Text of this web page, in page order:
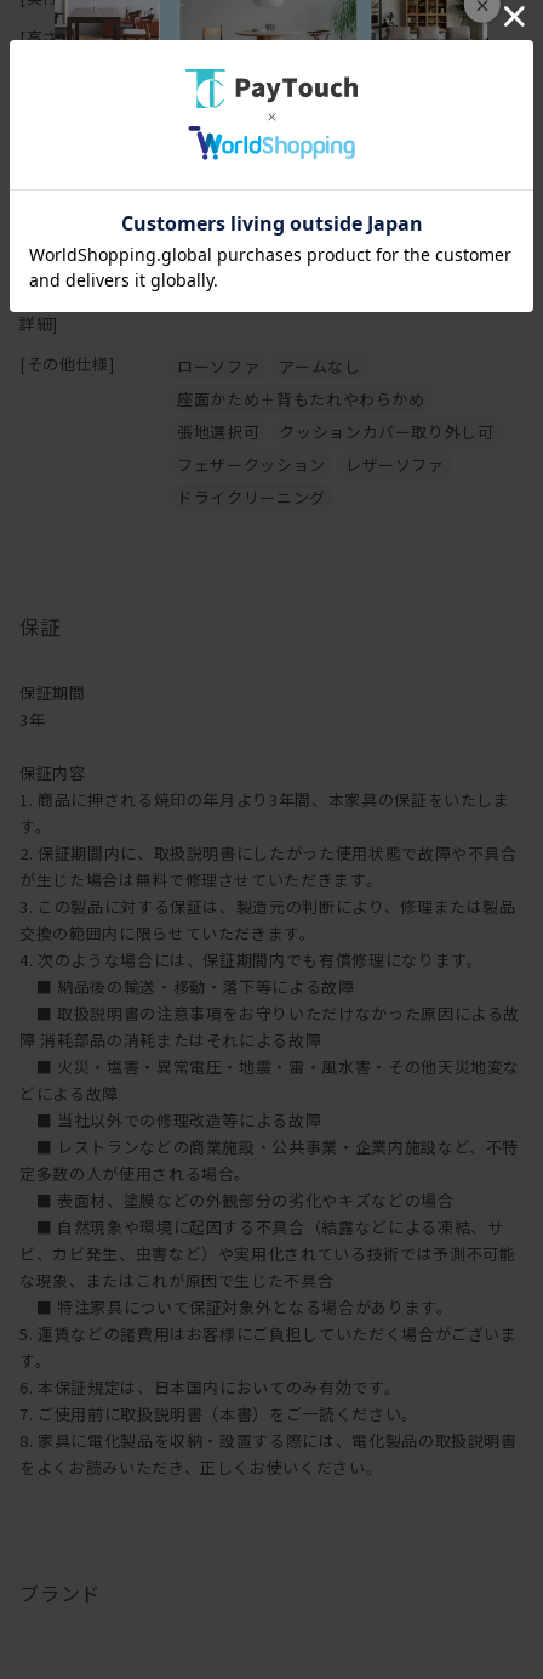
の原因になりますのでご注意下さい。
【オイル仕上げの家具について】
マスターウォールの家具の大半は無垢材の保護としてオイルを塗布
することで、木本来がもつ自然に近い 風合いや質感を生かした仕上
木の表面に塗膜を作らないため、直射日光による日焼けをしやす
く、 傷・水分によるシミがつきやすいことがデメリットと言えま
普段のお手入れは乾拭きで十分ですが、定期的にオイルを上塗りす
るメンテナンスを行えば、木に艶が戻り色はやや濃くなります。同
時に傷やシミは目立ちにくくもなります。
の経過とともに深い味わいを楽しむことができます。
[高さ(H)]
67cm
30cm
無垢材、集成無垢材（ソリッドサーフェス）
フレーム：オイル仕上げ
[張地]
ファブリックまたはレザー（牛革）
[クッション中身]
背クッション : ポリエステル綿,フェザー／座面
: ウレタンフォーム
詳細]
[その他仕様] ローソファ
アームなし
座面かため＋背もたれやわらかめ
張地選択可
クッションカバー取り外し可
フェザークッション
レザーソファ
ドライクリーニング
保証
保証期間
3年
保証内容
1. 商品に押される焼印の年月より3年間、本家具の保証をいたしま
す。
2. 保証期間内に、取扱説明書にしたがった使用状態で故障や不具合
が生じた場合は無料で修理させていただきます。
3. この製品に対する保証は、製造元の判断により、修理または製品
交換の範囲内に限らせていただきます。
4. 次のような場合には、保証期間内でも有償修理になります。
■ 納品後の輸送・移動・落下等による故障
■ 取扱説明書の注意事項をお守りいただけなかった原因による故
障 消耗部品の消耗またはそれによる故障
■ 火災・塩害・異常電圧・地震・雷・風水害・その他天災地変な
どによる故障
■ 当社以外での修理改造等による故障
■ レストランなどの商業施設・公共事業・企業内施設など、不特
定多数の人が使用される場合。
■ 表面材、塗膜などの外観部分の劣化やキズなどの場合
■ 自然現象や環境に起因する不具合（結露などによる凍結、サ
ビ、カビ発生、虫害など）や実用化されている技術では予測不可能
な現象、またはこれが原因で生じた不具合
■ 特注家具について保証対象外となる場合があります。
5. 運賃などの諸費用はお客様にご負担していただく場合がございま
す。
6. 本保証規定は、日本国内においてのみ有効です。
7. ご使用前に取扱説明書（本書）をご一読ください。
8. 家具に電化製品を収納・設置する際には、電化製品の取扱説明書
をよくお読みいただき、正しくお使いください。
ブランド